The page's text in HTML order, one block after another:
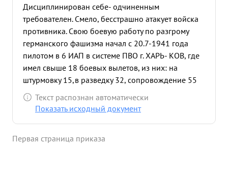
Дисциплинирован себе- одчиненным
требователен. Смело, бесстрашно атакует войска
противника. Свою боевую работу по разгрому
германского фашизма начал с 20.7-1941 года
пилотом в 6 ИАП в системе ПВО г. ХАРЬ- КОВ, где
имел свыше 18 боевых вылетов, из них: на
штурмовку 15,в разведку 32, сопровождение 55
ин патрулирование 24. с 28.11-1941 года тов.
ТИМОФЕНКО работает пилотом в 92 ИАП, где
лично им уничтожено: свыше 200 солдат и
Текст распознан автоматически
Показать исходный документ
Первая страница приказа